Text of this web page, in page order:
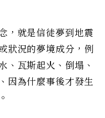
，就是信徒夢到地震
狀況的夢境成分，例
、瓦斯起火、倒塌、
因為什麼事後才發生